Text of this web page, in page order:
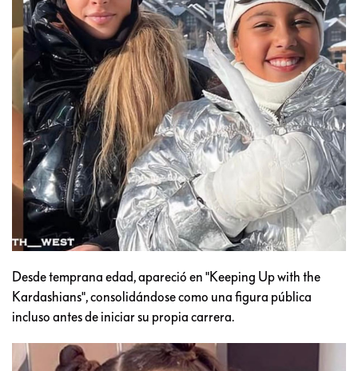
Desde temprana edad, apareció en "Keeping Up with the
Kardashians", consolidándose como una figura pública
incluso antes de iniciar su propia carrera.